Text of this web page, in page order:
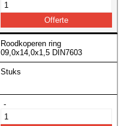
Roodkoperen ring
09,0x14,0x1,5 DIN7603
Stuks
-